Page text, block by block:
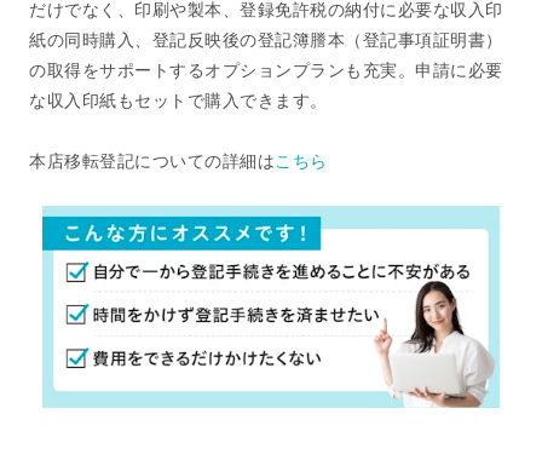
だけでなく、印刷や製本、登録免許税の納付に必要な収入印
紙の同時購入、登記反映後の登記簿謄本（登記事項証明書）
の取得をサポートするオプションプランも充実。申請に必要
な収入印紙もセットで購入できます。
本店移転登記についての詳細はこちら